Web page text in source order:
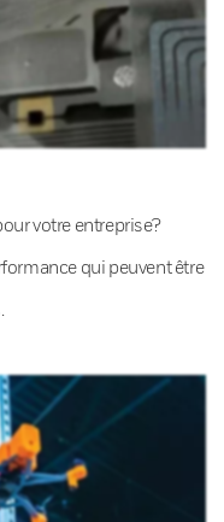
votre entreprise?
qui peuvent être